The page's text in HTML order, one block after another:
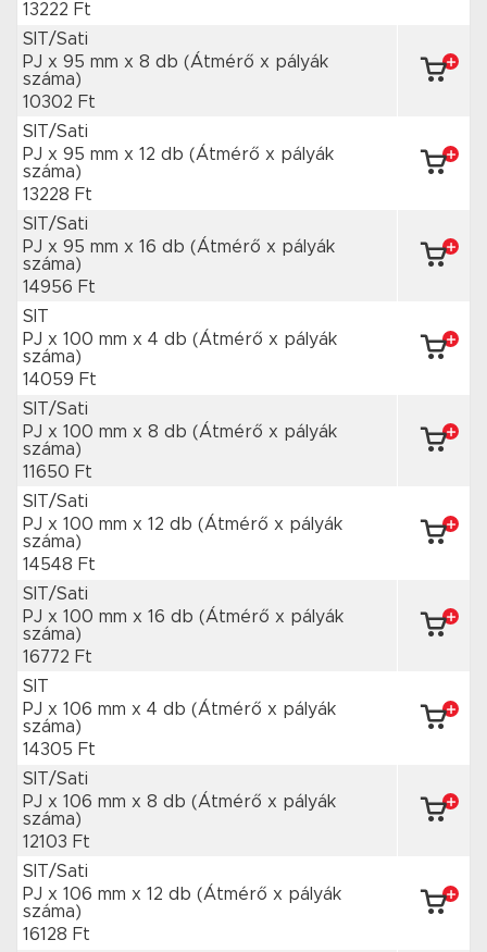
13222 Ft
SIT/Sati
PJ x 95 mm x 8 db (Átmérő x pályák
száma)
10302 Ft
SIT/Sati
PJ x 95 mm x 12 db (Átmérő x pályák
száma)
13228 Ft
SIT/Sati
PJ x 95 mm x 16 db (Átmérő x pályák
száma)
14956 Ft
SIT
PJ x 100 mm x 4 db (Átmérő x pályák
száma)
14059 Ft
SIT/Sati
PJ x 100 mm x 8 db (Átmérő x pályák
száma)
11650 Ft
SIT/Sati
PJ x 100 mm x 12 db (Átmérő x pályák
száma)
14548 Ft
SIT/Sati
PJ x 100 mm x 16 db (Átmérő x pályák
száma)
16772 Ft
SIT
PJ x 106 mm x 4 db (Átmérő x pályák
száma)
14305 Ft
SIT/Sati
PJ x 106 mm x 8 db (Átmérő x pályák
száma)
12103 Ft
SIT/Sati
PJ x 106 mm x 12 db (Átmérő x pályák
száma)
16128 Ft